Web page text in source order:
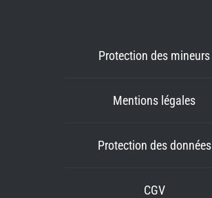
Protection des mineurs
Mentions légales
Protection des données
CGV